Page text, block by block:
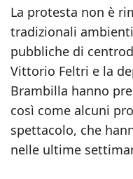
La protesta non è
tradizionali
pubbliche di
Vittorio Feltri e la
Brambilla hanno
così come alcuni
spettacolo, che
nelle ultime